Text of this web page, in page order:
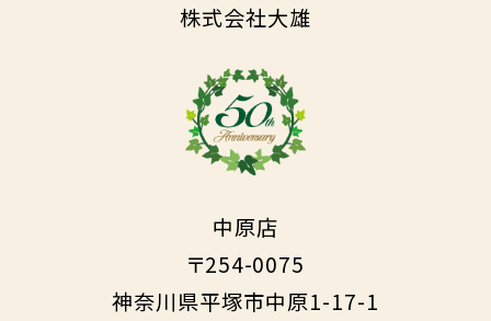
株式会社大雄
中原店
〒254-0075
神奈川県平塚市中原1-17-1